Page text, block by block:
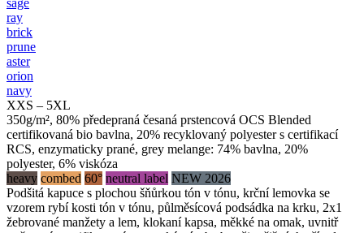
sage
ray
brick
prune
aster
orion
navy
XXS – 5XL
350g/m², 80% předepraná česaná prstencová OCS Blended
certifikovaná bio bavlna, 20% recyklovaný polyester s certifikací
RCS, enzymaticky prané, grey melange: 74% bavlna, 20%
polyester, 6% viskóza
heavy combed 60° neutral label NEW 2026
Podšitá kapuce s plochou šňůrkou tón v tónu, krční lemovka se
vzorem rybí kosti tón v tónu, půlměsícová podsádka na krku, 2x1
žebrované manžety a lem, klokaní kapsa, měkké na omak, uvnitř